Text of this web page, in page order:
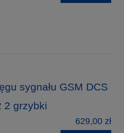
sygnału GSM DCS
2 grzybki
629,00 zł